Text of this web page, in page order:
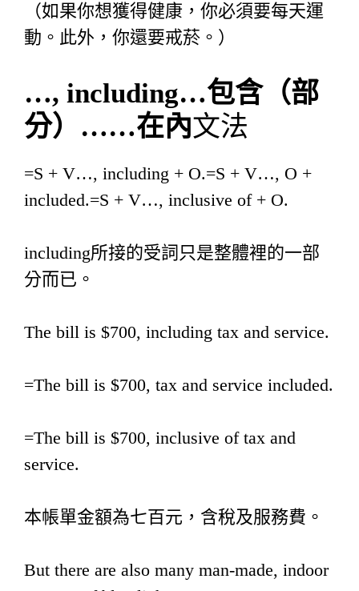
（如果你想獲得健康，你必須要每天運
動。此外，你還要戒菸。）
…, including…包含（部
分）……在內文法
=S + V…, including + O.=S + V…, O +
included.=S + V…, inclusive of + O.
including所接的受詞只是整體裡的一部
分而已。
The bill is $700, including tax and service.
=The bill is $700, tax and service included.
=The bill is $700, inclusive of tax and
service.
本帳單金額為七百元，含稅及服務費。
But there are also many man-made, indoor